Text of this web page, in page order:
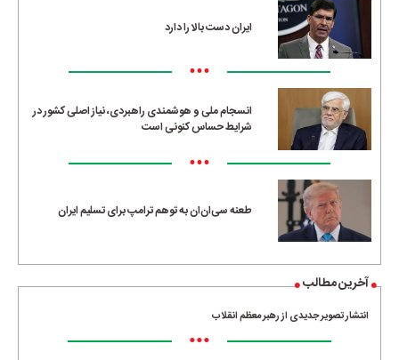
ایران دست بالا را دارد
•••
انسجام ملی و هوشمندی راهبردی، نیاز اصلی کشور در
شرایط حساس کنونی است
•••
طعنه سی‌ان‌ان به توهم ترامپ برای تسلیم ایران
آخرین مطالب
انتشار تصویر جدیدی از رهبر معظم انقلاب
•••